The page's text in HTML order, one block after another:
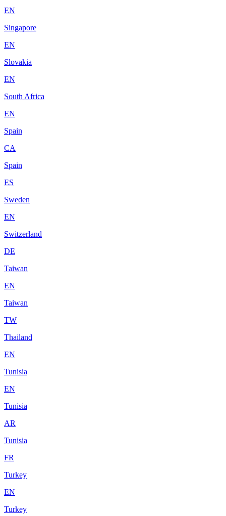
EN
Singapore
EN
Slovakia
EN
South Africa
EN
Spain
CA
Spain
ES
Sweden
EN
Switzerland
DE
Taiwan
EN
Taiwan
TW
Thailand
EN
Tunisia
EN
Tunisia
AR
Tunisia
FR
Turkey
EN
Turkey